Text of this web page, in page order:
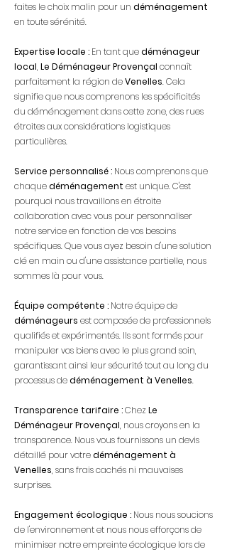
faites le choix malin pour un déménagement
en toute sérénité.
Expertise locale : En tant quedéménageur
local, Le Déménageur Provençal connaît
parfaitement la région deVenelles. Cela
signifie que nous comprenons les spécificités
du déménagement dans cette zone, des rues
étroites aux considérations logistiques
particulières.
Service personnalisé : Nous comprenons que
chaquedéménagement est unique. C'est
pourquoi nous travaillons en étroite
collaboration avec vous pour personnaliser
notre service en fonction de vos besoins
spécifiques. Que vous ayez besoin d'une solution
clé en main ou d'une assistance partielle, nous
sommes là pour vous.
Équipe compétente : Notre équipe de
déménageurs est composée de professionnels
qualifiés et expérimentés. Ils sont formés pour
manipuler vos biens avec le plus grand soin,
garantissant ainsi leur sécurité tout au long du
processus dedéménagement à Venelles.
Transparence tarifaire :Chez Le
Déménageur Provençal, nous croyons en la
transparence. Nous vous fournissons un devis
détaillé pour votredéménagement à
Venelles, sans frais cachés ni mauvaises
surprises.
Engagement écologique : Nous nous soucions
de l'environnement et nous nous efforçons de
minimiser notre empreinte écologique lors de